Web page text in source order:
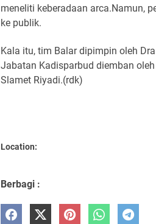
meneliti keberadaan arca.Namun,
ke publik.
Kala itu, tim Balar dipimpin oleh
Jabatan Kadisparbud diemban
Slamet Riyadi.(rdk)
Location:
Berbagi :